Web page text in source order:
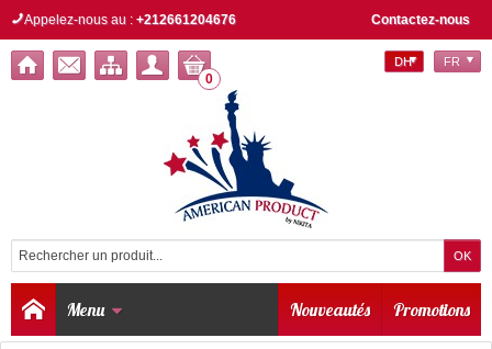
Contactez-nous
Appelez-nous au : +212661204676
0
DH FR
Menu Promotions
Nouveautés